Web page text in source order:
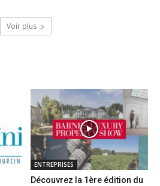
Voir plus
ENTREPRISES
Découvrez la 1ère édition du